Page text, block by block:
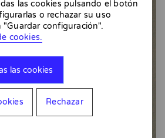
las cookies pulsando el botón
o rechazar su uso
configuración".
cookies.
las cookies
Rechazar